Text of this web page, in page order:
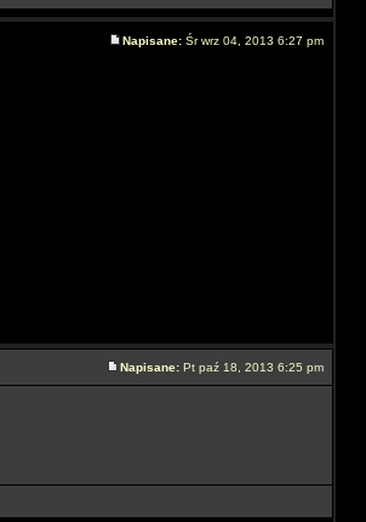
Napisane: Śr wrz 04, 2013 6:27 pm
Napisane: Pt paź 18, 2013 6:25 pm